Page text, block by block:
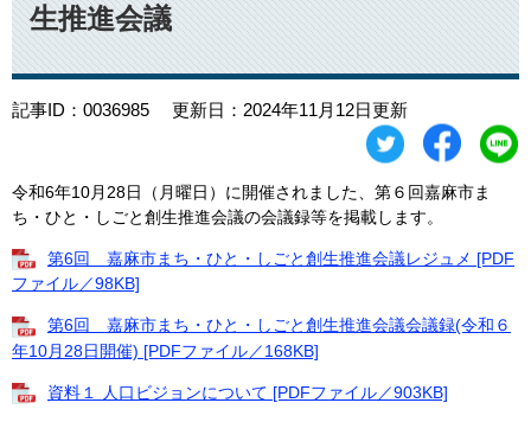
生推進会議
記事ID：0036985 更新日：2024年11月12日更新
令和6年10月28日（月曜日）に開催されました、第６回嘉麻市ま
ち・ひと・しごと創生推進会議の会議録等を掲載します。
第6回 嘉麻市まち・ひと・しごと創生推進会議レジュメ [PDF
ファイル／98KB]
第6回 嘉麻市まち・ひと・しごと創生推進会議会議録(令和６
年10月28日開催) [PDFファイル／168KB]
資料１ 人口ビジョンについて [PDFファイル／903KB]